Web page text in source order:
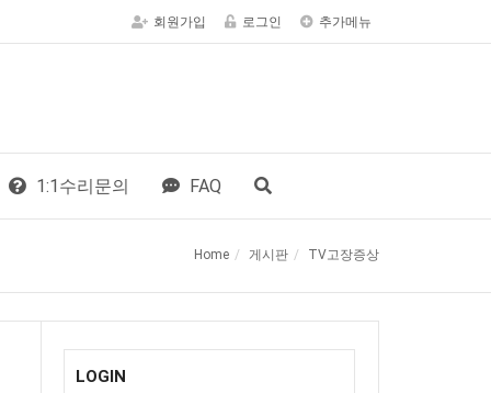
회원가입 로그인 추가메뉴
1:1수리문의 FAQ
Home 게시판 TV고장증상
LOGIN